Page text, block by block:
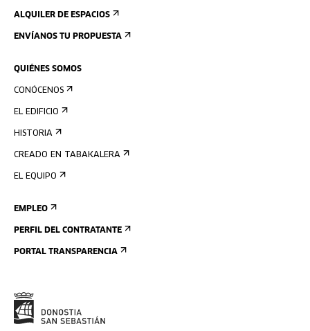
ALQUILER DE ESPACIOS
ENVÍANOS TU PROPUESTA
QUIÉNES SOMOS
CONÓCENOS
EL EDIFICIO
HISTORIA
CREADO EN TABAKALERA
EL EQUIPO
EMPLEO
PERFIL DEL CONTRATANTE
PORTAL TRANSPARENCIA